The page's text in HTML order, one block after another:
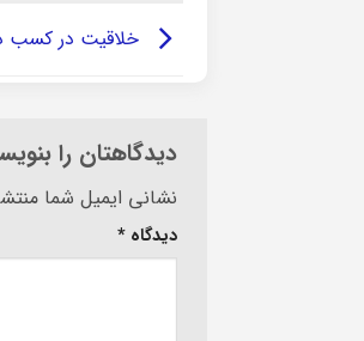
خلاقیت در کسب
دیدگاهتان را
نشانی ایمیل شما
دیدگاه *
Alternative: